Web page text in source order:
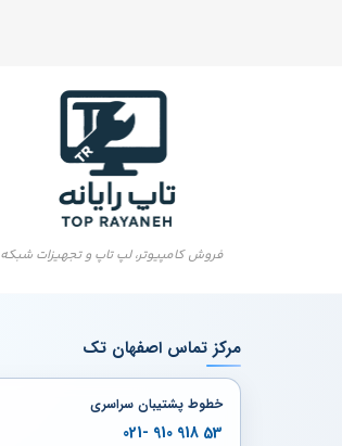
فروش کامپیوتر، لپ تاپ و تجهیزات شبکه
مرکز تماس اصفهان تک
خطوط پشتیبان سراسری
53 918 910 -021